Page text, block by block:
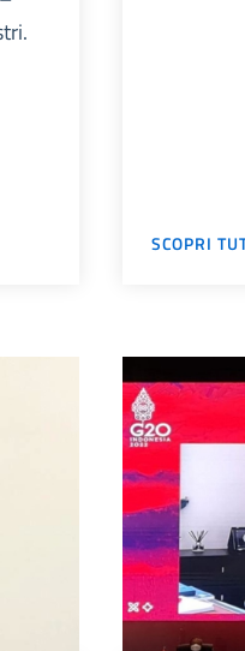
SCOPRI